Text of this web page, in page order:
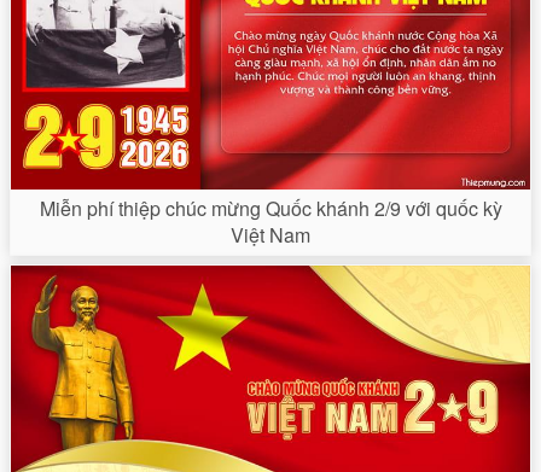
Miễn phí thiệp chúc mừng Quốc khánh 2/9 với quốc kỳ
Việt Nam